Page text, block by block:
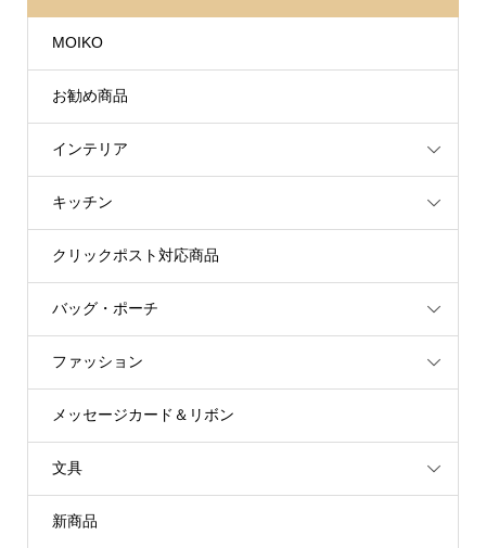
MOIKO
お勧め商品
インテリア
キッチン
クリックポスト対応商品
バッグ・ポーチ
ファッション
メッセージカード＆リボン
文具
新商品